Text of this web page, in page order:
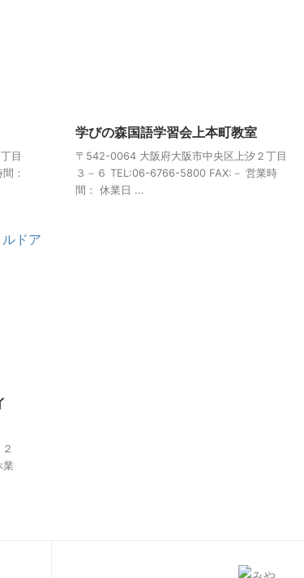
目
：
学びの森国語学習会上本町教室
〒542-0064 大阪府大阪市中央区上汐２丁目
３－６ TEL:06-6766-5800 FAX:－ 営業時
間： 休業日 ...
業